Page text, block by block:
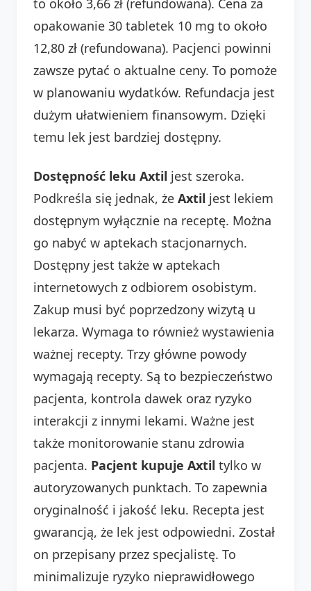
opakowanie 30 tabletek 10 mg to około
12,80 zł (refundowana). Pacjenci powinni
zawsze pytać o aktualne ceny. To pomoże
w planowaniu wydatków. Refundacja jest
dużym ułatwieniem finansowym. Dzięki
temu lek jest bardziej dostępny.
Dostępność leku Axtil jest szeroka.
Podkreśla się jednak, że Axtil jest lekiem
dostępnym wyłącznie na receptę. Można
go nabyć w aptekach stacjonarnych.
Dostępny jest także w aptekach
internetowych z odbiorem osobistym.
Zakup musi być poprzedzony wizytą u
lekarza. Wymaga to również wystawienia
ważnej recepty. Trzy główne powody
wymagają recepty. Są to bezpieczeństwo
pacjenta, kontrola dawek oraz ryzyko
interakcji z innymi lekami. Ważne jest
także monitorowanie stanu zdrowia
pacjenta. Pacjent kupuje Axtil tylko w
autoryzowanych punktach. To zapewnia
oryginalność i jakość leku. Recepta jest
gwarancją, że lek jest odpowiedni. Został
on przepisany przez specjalistę. To
minimalizuje ryzyko nieprawidłowego